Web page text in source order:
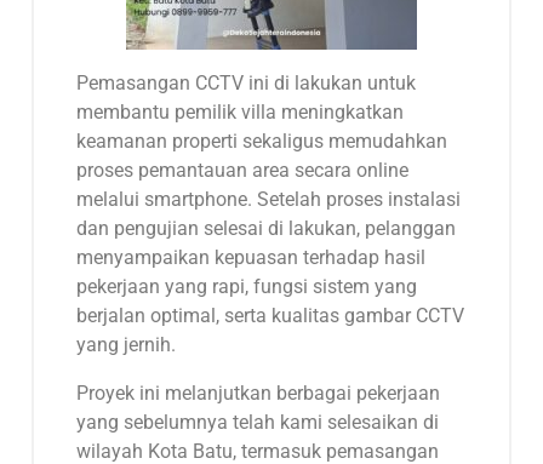
Pemasangan CCTV ini di lakukan untuk
membantu pemilik villa meningkatkan
keamanan properti sekaligus memudahkan
proses pemantauan area secara online
melalui smartphone. Setelah proses instalasi
dan pengujian selesai di lakukan, pelanggan
menyampaikan kepuasan terhadap hasil
pekerjaan yang rapi, fungsi sistem yang
berjalan optimal, serta kualitas gambar CCTV
yang jernih.
Proyek ini melanjutkan berbagai pekerjaan
yang sebelumnya telah kami selesaikan di
wilayah Kota Batu, termasuk pemasangan